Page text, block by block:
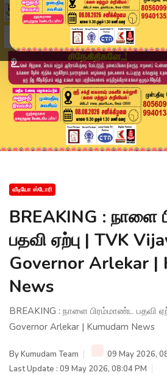
வீடியோ ஸ்டோரி
BREAKING : நாளை
பதவி ஏற்பு | TVK
Governor Arlekar |
News
BREAKING : நாளை பிரம்மாண்ட பதவி
Governor Arlekar | Kumudam News
ByKumudam Team
09 May 2026,
Last Update : 09 May 2026, 08:04 PM